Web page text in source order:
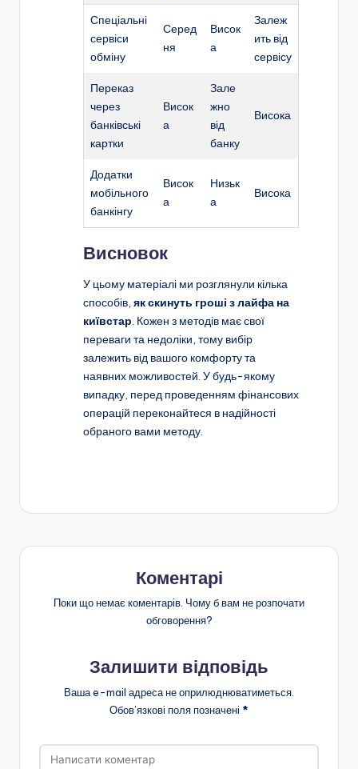
Спеціальні
сервіси
обміну
Серед
ня
Висок
а
Залеж
ить від
сервісу
Переказ
через
банківські
картки
Висок
а
Зале
жно
від
банку
Висока
Додатки
мобільного
банкінгу
Висок
а
Низьк
а
Висока
Висновок
У цьому матеріалі ми розглянули кілька
способів, як скинуть гроші з лайфа на
київстар . Кожен з методів має свої
переваги та недоліки, тому вибір
залежить від вашого комфорту та
наявних можливостей. У будь-якому
випадку, перед проведенням фінансових
операцій переконайтеся в надійності
обраного вами методу.
Коментарі
Поки що немає коментарів. Чому б вам не розпочати
обговорення?
Залишити відповідь
Ваша e-mail адреса не оприлюднюватиметься.
Обов’язкові поля позначені *